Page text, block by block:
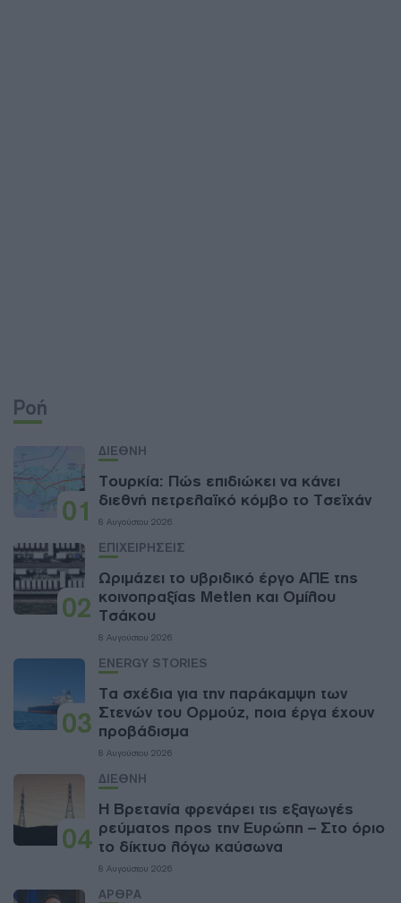
Ροή
01
ΔΙΕΘΝΗ
Τουρκία: Πώς επιδιώκει να κάνει
διεθνή πετρελαϊκό κόμβο το Τσεϊχάν
8 Αυγούστου 2026
02
ΕΠΙΧΕΙΡΗΣΕΙΣ
Ωριμάζει το υβριδικό έργο ΑΠΕ της
κοινοπραξίας Metlen και Ομίλου
Τσάκου
8 Αυγούστου 2026
03
ENERGY STORIES
Τα σχέδια για την παράκαμψη των
Στενών του Ορμούζ, ποια έργα έχουν
προβάδισμα
8 Αυγούστου 2026
04
ΔΙΕΘΝΗ
Η Βρετανία φρενάρει τις εξαγωγές
ρεύματος προς την Ευρώπη – Στο όριο
το δίκτυο λόγω καύσωνα
8 Αυγούστου 2026
ΑΡΘΡΑ